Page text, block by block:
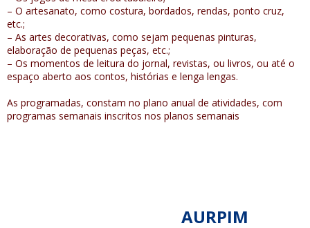
– O artesanato, como costura, bordados, rendas, ponto cruz,
etc.;
– As artes decorativas, como sejam pequenas pinturas,
elaboração de pequenas peças, etc.;
– Os momentos de leitura do jornal, revistas, ou livros, ou até o
espaço aberto aos contos, histórias e lenga lengas.
As programadas, constam no plano anual de atividades, com
programas semanais inscritos nos planos semanais
AURPIM